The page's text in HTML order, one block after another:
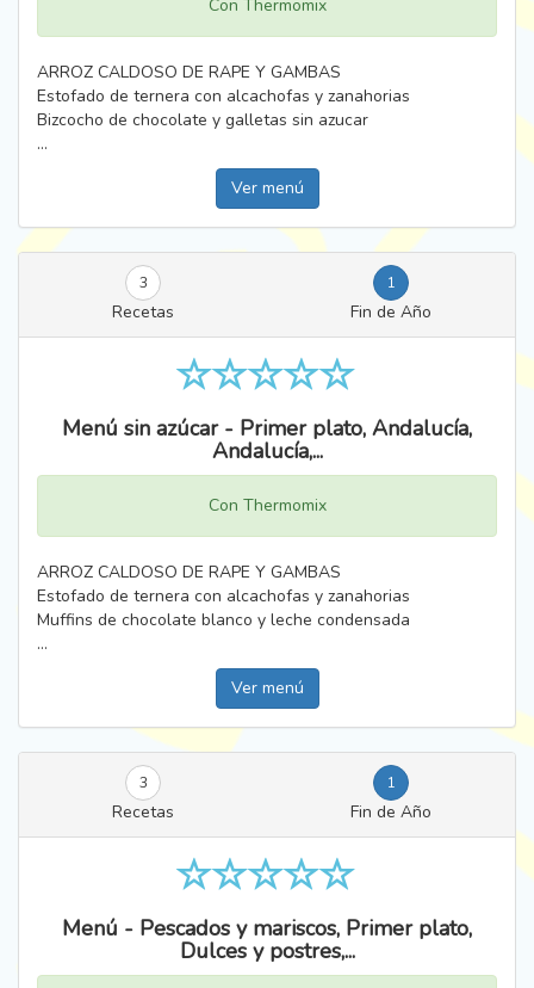
Con Thermomix
ARROZ CALDOSO DE RAPE Y GAMBAS
Estofado de ternera con alcachofas y zanahorias
Bizcocho de chocolate y galletas sin azucar
...
Ver menú
3 1
Recetas Fin de Año
Menú sin azúcar - Primer plato, Andalucía,
Andalucía,...
Con Thermomix
ARROZ CALDOSO DE RAPE Y GAMBAS
Estofado de ternera con alcachofas y zanahorias
Muffins de chocolate blanco y leche condensada
...
Ver menú
3 1
Recetas Fin de Año
Menú - Pescados y mariscos, Primer plato,
Dulces y postres,...